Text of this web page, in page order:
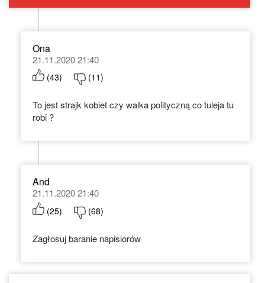
Ona
21.11.2020 21:40
(43) (11)
To jest strajk kobiet czy walka polityczną co tuleja tu
robi ?
And
21.11.2020 21:40
(25) (68)
Zagłosuj baranie napisiorów